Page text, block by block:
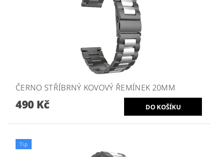
ČERNO STŘÍBRNÝ KOVOVÝ ŘEMÍNEK 20MM
490 Kč
Tip